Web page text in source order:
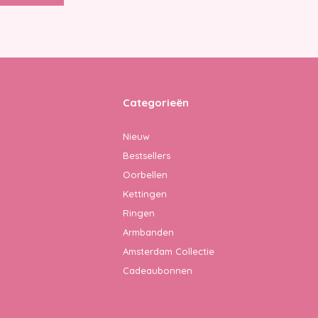
Categorieën
Nieuw
Bestsellers
Oorbellen
Kettingen
Ringen
Armbanden
Amsterdam Collectie
Cadeaubonnen